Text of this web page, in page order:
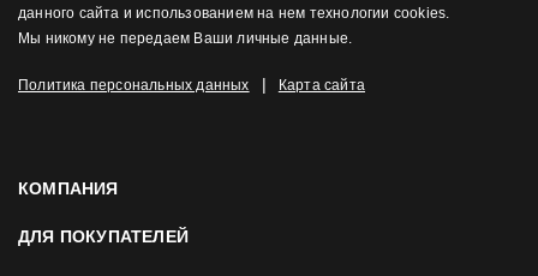
данного сайта и использованием на нем технологии cookies.
Мы никому не передаем Ваши личные данные.
Политика персональных данных | Карта сайта
КОМПАНИЯ
ДЛЯ ПОКУПАТЕЛЕЙ